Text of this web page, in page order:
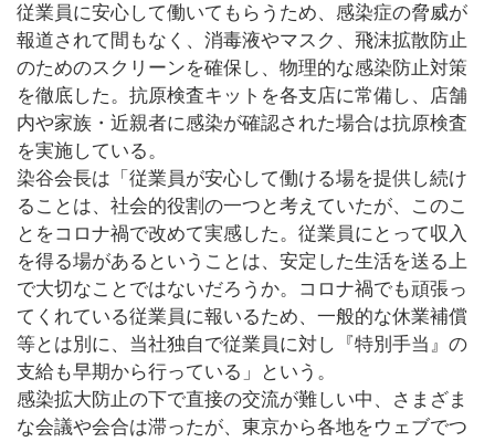
従業員に安心して働いてもらうため、感染症の脅威が
報道されて間もなく、消毒液やマスク、飛沫拡散防止
のためのスクリーンを確保し、物理的な感染防止対策
を徹底した。抗原検査キットを各支店に常備し、店舗
内や家族・近親者に感染が確認された場合は抗原検査
を実施している。
染谷会長は「従業員が安心して働ける場を提供し続け
ることは、社会的役割の一つと考えていたが、このこ
とをコロナ禍で改めて実感した。従業員にとって収入
を得る場があるということは、安定した生活を送る上
で大切なことではないだろうか。コロナ禍でも頑張っ
てくれている従業員に報いるため、一般的な休業補償
等とは別に、当社独自で従業員に対し『特別手当』の
支給も早期から行っている」という。
感染拡大防止の下で直接の交流が難しい中、さまざま
な会議や会合は滞ったが、東京から各地をウェブでつ